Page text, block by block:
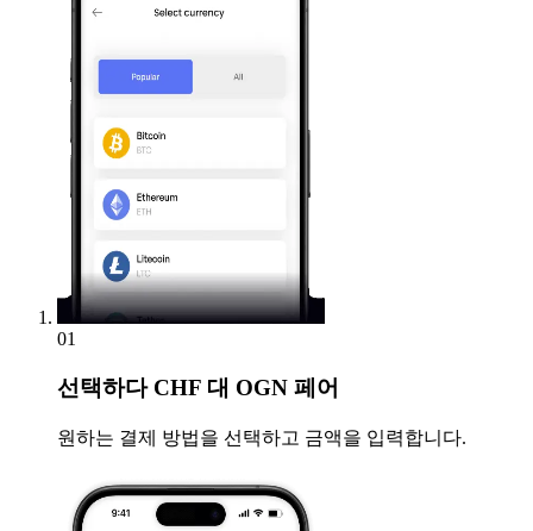
01
선택하다CHF 대 OGN 페어
원하는 결제 방법을 선택하고 금액을 입력합니다.